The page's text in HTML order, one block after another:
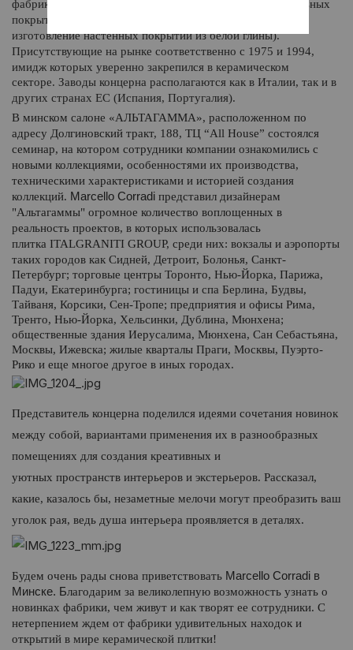
фабрики - Italgraniti (специализация: изготовление напольных
покрытий из керамогранита) и Impronta (специализация:
изготовление настенных покрытий из белой глины).
Присутствующие на рынке соответственно с 1975 и 1994,
имидж которых уверенно закрепился в керамическом
секторе. Заводы концерна располагаются как в Италии, так и в
других странах ЕС (Испания, Португалия).
В минском салоне «АЛЬТАГАММА», расположенном по
адресу Долгиновский тракт, 188, ТЦ “All House” состоялся
семинар, на котором сотрудники компании ознакомились с
новыми коллекциями, особенностями их производства,
техническими характеристиками и историей создания
коллекций. Marcello Corradi представил дизайнерам
"Альтагаммы" огромное количество воплощенных в
реальность проектов, в которых использовалась
плитка ITALGRANITI GROUP, среди них: вокзалы и аэропорты
таких городов как Сидней, Детроит, Болонья, Санкт-
Петербург; торговые центры Торонто, Нью-Йорка, Парижа,
Падуи, Екатеринбурга; гостиницы и спа Берлина, Будвы,
Тайваня, Корсики, Сен-Тропе; предприятия и офисы Рима,
Тренто, Нью-Йорка, Хельсинки, Дублина, Мюнхена;
общественные здания Иерусалима, Мюнхена, Сан Себастьяна,
Москвы, Ижевска; жилые кварталы Праги, Москвы, Пуэрто-
Рико и еще многое другое в иных городах.
Представитель концерна поделился идеями сочетания новинок
между собой, вариантами применения их в разнообразных
помещениях для создания креативных и
уютных пространств интерьеров и экстерьеров. Рассказал,
какие, казалось бы, незаметные мелочи могут преобразить ваш
уголок рая, ведь душа интерьера проявляется в деталях.
Будем очень рады снова приветствовать Marcello Corradi в
Минске. Благодарим за великолепную возможность узнать о
новинках фабрики, чем живут и как творят ее сотрудники. С
нетерпением ждем от фабрики удивительных находок и
открытий в мире керамической плитки!